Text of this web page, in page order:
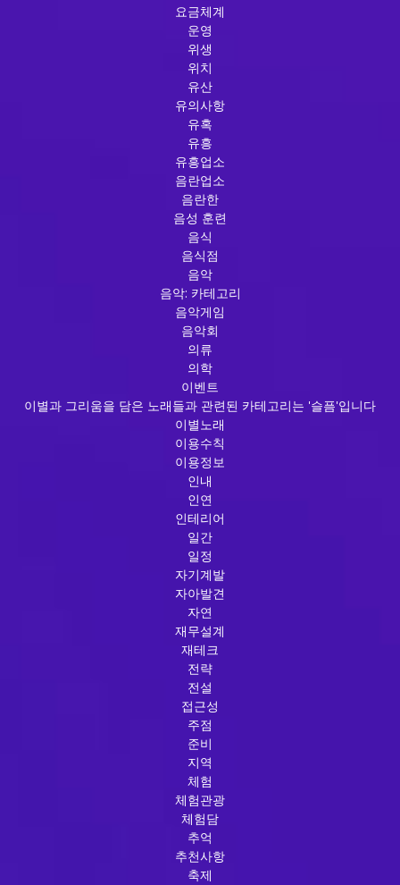
요금체계
운영
위생
위치
유산
유의사항
유혹
유흥
유흥업소
음란업소
음란한
음성 훈련
음식
음식점
음악
음악: 카테고리
음악게임
음악회
의류
의학
이벤트
이별과 그리움을 담은 노래들과 관련된 카테고리는 '슬픔'입니다
이별노래
이용수칙
이용정보
인내
인연
인테리어
일간
일정
자기계발
자아발견
자연
재무설계
재테크
전략
전설
접근성
주점
준비
지역
체험
체험관광
체험담
추억
추천사항
축제